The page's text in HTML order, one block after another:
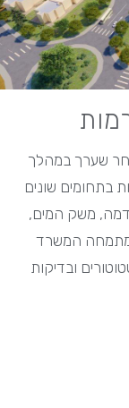
שערך במהלך
ארציות בתחומים שונים
אדמה, משק המים,
מתמחה המשרד
ובדיקות